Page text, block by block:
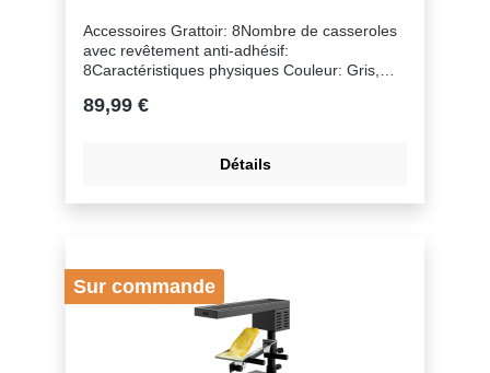
Accessoires Grattoir: 8Nombre de casseroles
avec revêtement anti-adhésif:
8Caractéristiques physiques Couleur: Gris,
Acier inoxydableCommande Bouton allumer/
1500Entretien & Nettoyage Convient au lave-
vaisselle: OuiGénéral Garantie: 2 jaarNombre
89,99 €
Détails
Sur commande